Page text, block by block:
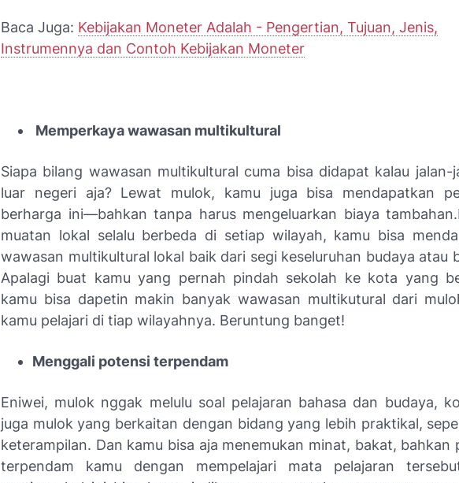
Baca Juga: Kebijakan Moneter Adalah - Pengertian, Tujuan, Jenis,
Instrumennya dan Contoh Kebijakan Moneter
Memperkaya wawasan multikultural
Siapa bilang wawasan multikultural cuma bisa didapat kalau jalan-
luar negeri aja? Lewat mulok, kamu juga bisa mendapatkan
berharga ini—bahkan tanpa harus mengeluarkan biaya tambahan.
muatan lokal selalu berbeda di setiap wilayah, kamu bisa
wawasan multikultural lokal baik dari segi keseluruhan budaya atau
Apalagi buat kamu yang pernah pindah sekolah ke kota yang
kamu bisa dapetin makin banyak wawasan multikutural dari
kamu pelajari di tiap wilayahnya. Beruntung banget!
Menggali potensi terpendam
Eniwei, mulok nggak melulu soal pelajaran bahasa dan budaya,
juga mulok yang berkaitan dengan bidang yang lebih praktikal,
keterampilan. Dan kamu bisa aja menemukan minat, bakat, bahkan
terpendam kamu dengan mempelajari mata pelajaran